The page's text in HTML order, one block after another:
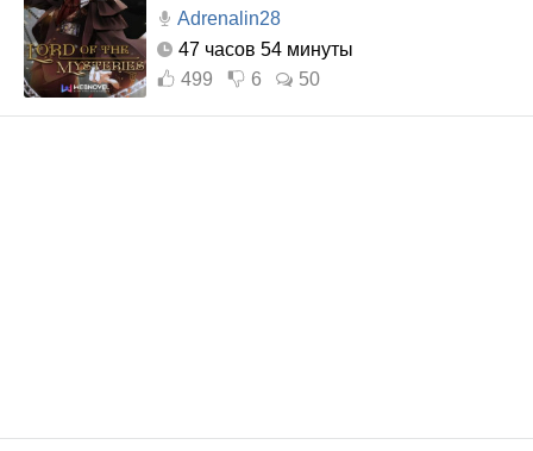
Adrenalin28
47 часов 54 минуты
499
6 50